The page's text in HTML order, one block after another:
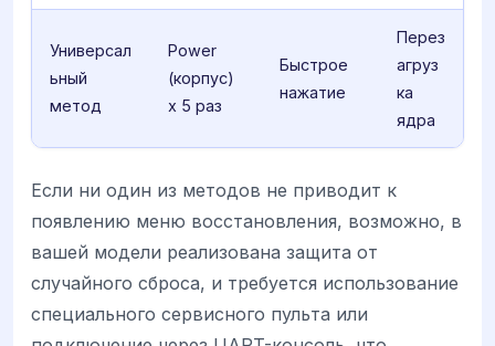
Универсал
ьный
метод
Power
(корпус)
x 5 раз
Быстрое
нажатие
Перез
агруз
ка
ядра
Если ни один из методов не приводит к
появлению меню восстановления, возможно, в
вашей модели реализована защита от
случайного сброса, и требуется использование
специального сервисного пульта или